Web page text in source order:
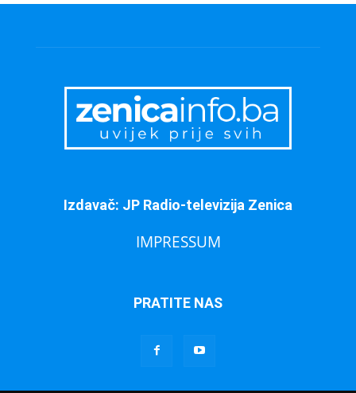
Izdavač: JP Radio-televizija Zenica
IMPRESSUM
PRATITE NAS